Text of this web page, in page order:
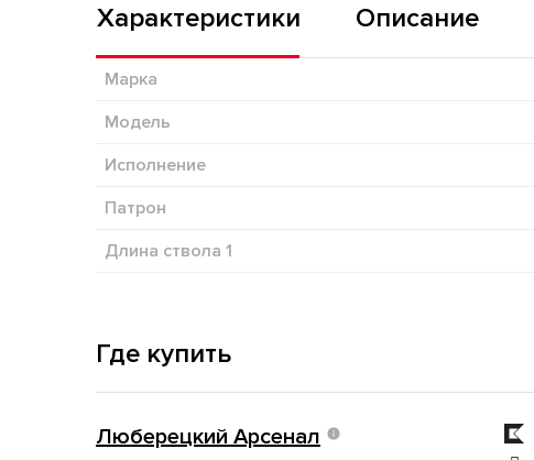
Характеристики Описание
Марка
Модель
Исполнение
Патрон
Длина ствола 1
Где купить
Люберецкий Арсенал